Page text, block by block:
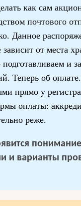
как сам
почтового
Данное
зависит от места
и
Теперь об
прямо у
оплаты:
реже.
понимание
и варианты